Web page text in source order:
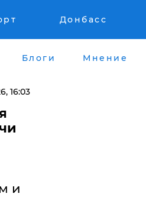
Донбасс
Блоги Мнение
16:03
и